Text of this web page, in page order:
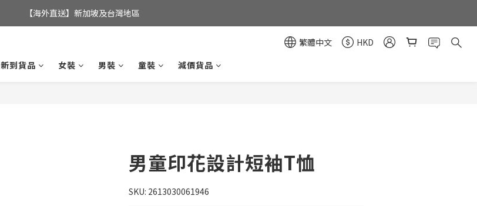
全店滿$350，即可享港澳地區免運費;
【海外直送】新加坡及台灣地區
繁體中文
HKD
新到貨品 女裝 男裝 童裝 減價貨品
男童印花設計短袖T恤
SKU: 2613030061946